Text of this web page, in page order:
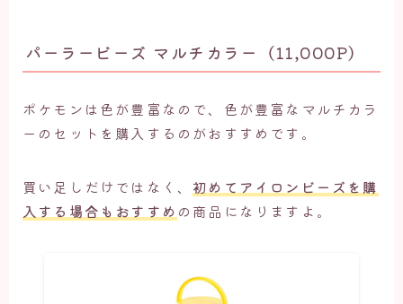
パーラービーズ マルチカラー（11,000P）
ポケモンは色が豊富なので、色が豊富なマルチカラ
ーのセットを購入するのがおすすめです。
買い足しだけではなく、 初めてアイロンビーズを購
入する場合もおすすめ の商品になりますよ。